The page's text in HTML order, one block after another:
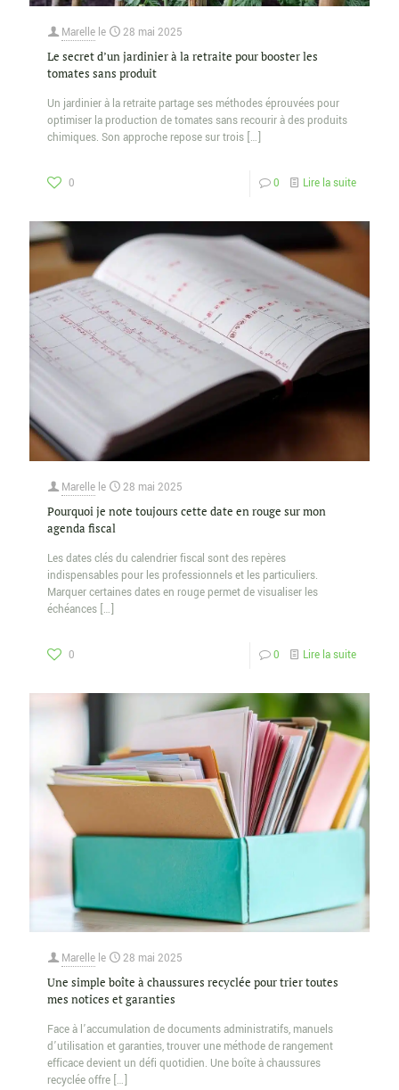
Marelle le 28 mai 2025
Le secret d’un jardinier à la retraite pour booster les
tomates sans produit
Un jardinier à la retraite partage ses méthodes éprouvées pour
optimiser la production de tomates sans recourir à des produits
chimiques. Son approche repose sur trois […]
0 0 Lire la suite
Marelle le 28 mai 2025
Pourquoi je note toujours cette date en rouge sur mon
agenda fiscal
Les dates clés du calendrier fiscal sont des repères
indispensables pour les professionnels et les particuliers.
Marquer certaines dates en rouge permet de visualiser les
échéances […]
0 0 Lire la suite
Marelle le 28 mai 2025
Une simple boîte à chaussures recyclée pour trier toutes
mes notices et garanties
Face à l’accumulation de documents administratifs, manuels
d’utilisation et garanties, trouver une méthode de rangement
efficace devient un défi quotidien. Une boîte à chaussures
recyclée offre […]